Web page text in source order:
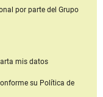
por parte del Grupo
mis datos
su Política de